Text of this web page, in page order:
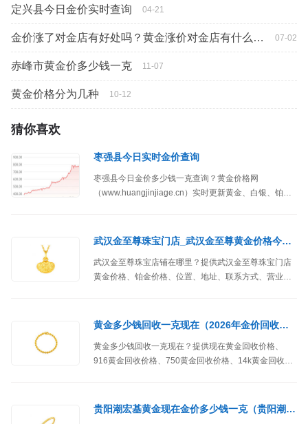
定兴县今日金价实时查询 04-21
金价涨了对金店有好处吗？黄金涨价对金店有什么影响 07-02
赤峰市黄金价多少钱一克 11-07
黄金价格分为几种 10-12
猜你喜欢
枣强县今日实时金价查询
枣强县今日金价多少钱一克查询？黄金价格网
（www.huangjinjiage.cn）实时更新黄金、白银、铂
价。
武汉金至尊珠宝门店_武汉金至尊黄金价格今天多少钱一克
武汉金至尊珠宝店铺在哪里？提供武汉金至尊珠宝门店
黄金价格、铂金价格、位置、地址、联系方式、营业时
黄金多少钱回收一克现在（2026年金价回收实时查询）
黄金多少钱回收一克现在？提供现在黄金回收价格、
916黄金回收价格、750黄金回收价格、14k黄金回收价
贵阳潮宏基黄金现在金价多少钱一克（贵阳潮宏基珠宝门店）